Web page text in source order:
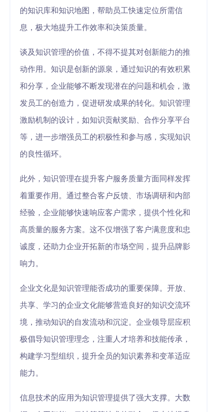
的知识库和知识地图，帮助员工快速定位所需信
息，极大地提升工作效率和决策质量。
谈及知识管理的价值，不得不提其对创新能力的推
动作用。知识是创新的源泉，通过知识的有效积累
和分享，企业能够不断发现潜在的问题和机会，激
发员工的创造力，促进研发成果的转化。知识管理
激励机制的设计，如知识贡献奖励、合作分享平台
等，进一步增强员工的积极性和参与感，实现知识
的良性循环。
此外，知识管理在提升客户服务质量方面同样发挥
着重要作用。通过整合客户反馈、市场调研和内部
经验，企业能够快速响应客户需求，提供个性化和
高质量的服务方案。这不仅增强了客户满意度和忠
诚度，还助力企业开拓新的市场空间，提升品牌影
响力。
企业文化是知识管理能否成功的重要保障。开放、
共享、学习的企业文化能够营造良好的知识交流环
境，推动知识的自发流动和沉淀。企业领导层应积
极倡导知识管理理念，注重人才培养和技能传承，
构建学习型组织，提升全员的知识素养和变革适应
能力。
信息技术的应用为知识管理提供了强大支撑。大数